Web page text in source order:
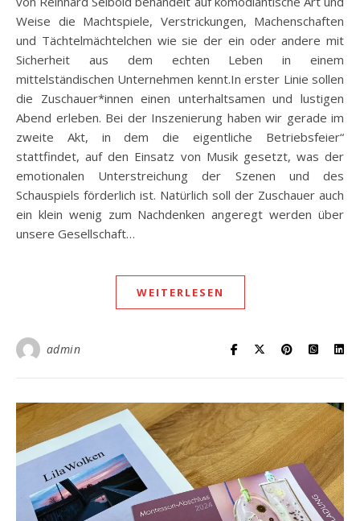
Weise die Machtspiele, Verstrickungen, Machenschaften
und Tächtelmächtelchen wie sie der ein oder andere mit
Sicherheit aus dem echten Leben in einem
mittelständischen Unternehmen kennt.In erster Linie sollen
die Zuschauer*innen einen unterhaltsamen und lustigen
Abend erleben. Bei der Inszenierung haben wir gerade im
zweite Akt, in dem die eigentliche Betriebsfeier“
stattfindet, auf den Einsatz von Musik gesetzt, was der
emotionalen Unterstreichung der Szenen und des
Schauspiels förderlich ist. Natürlich soll der Zuschauer auch
ein klein wenig zum Nachdenken angeregt werden über
unsere Gesellschaft…
WEITERLESEN
admin